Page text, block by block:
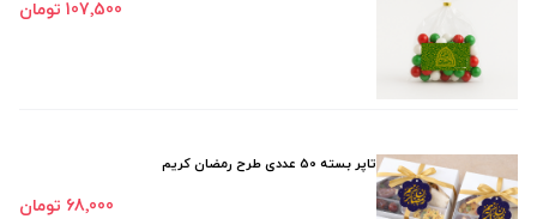
107٬500 تومان
تاپر بسته 50 عددی طرح رمضان کریم
68٬000 تومان